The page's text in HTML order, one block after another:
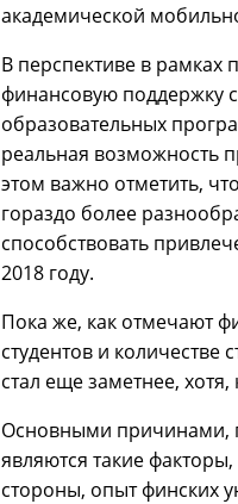
академической
В перспективе в рамках
финансовую поддержку
образовательных
реальная возможность
этом важно отметить,
гораздо более
способствовать
2018 году.
Пока же, как отмечают
студентов и количестве
стал еще заметнее,
Основными причинами,
являются такие
стороны, опыт финских